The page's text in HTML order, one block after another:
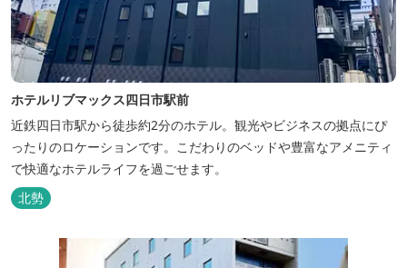
ホテルリブマックス四日市駅前
近鉄四日市駅から徒歩約2分のホテル。観光やビジネスの拠点にぴ
ったりのロケーションです。こだわりのベッドや豊富なアメニティ
で快適なホテルライフを過ごせます。
北勢